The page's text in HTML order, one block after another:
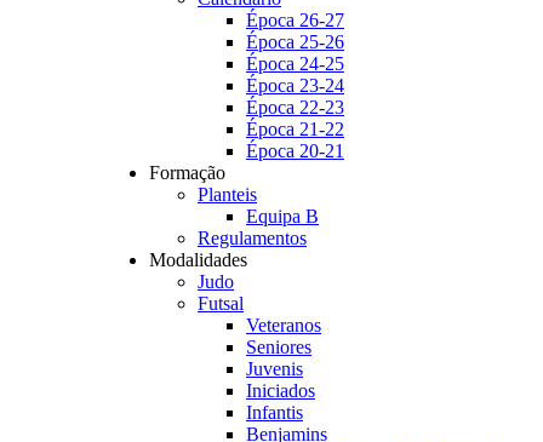
Época 26-27
Época 25-26
Época 24-25
Época 23-24
Época 22-23
Época 21-22
Época 20-21
Formação
Planteis
Equipa B
Regulamentos
Modalidades
Judo
Futsal
Veteranos
Seniores
Juvenis
Iniciados
Infantis
Benjamins